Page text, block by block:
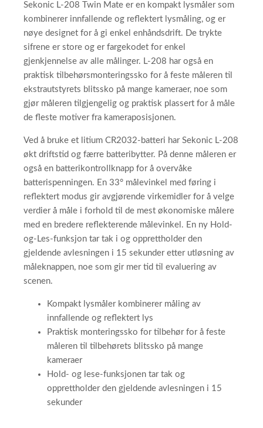
Sekonic L-208 Twin Mate er en kompakt lysmåler som
kombinerer innfallende og reflektert lysmåling, og er
nøye designet for å gi enkel enhåndsdrift. De trykte
sifrene er store og er fargekodet for enkel
gjenkjennelse av alle målinger. L-208 har også en
praktisk tilbehørsmonteringssko for å feste måleren til
ekstrautstyrets blitssko på mange kameraer, noe som
gjør måleren tilgjengelig og praktisk plassert for å måle
de fleste motiver fra kameraposisjonen.
Ved å bruke et litium CR2032-batteri har Sekonic L-208
økt driftstid og færre batteribytter. På denne måleren er
også en batterikontrollknapp for å overvåke
batterispenningen. En 33° målevinkel med føring i
reflektert modus gir avgjørende virkemidler for å velge
verdier å måle i forhold til de mest økonomiske målere
med en bredere reflekterende målevinkel. En ny Hold-
og-Les-funksjon tar tak i og opprettholder den
gjeldende avlesningen i 15 sekunder etter utløsning av
måleknappen, noe som gir mer tid til evaluering av
scenen.
Kompakt lysmåler kombinerer måling av
innfallende og reflektert lys
Praktisk monteringssko for tilbehør for å feste
måleren til tilbehørets blitssko på mange
kameraer
Hold- og lese-funksjonen tar tak og
opprettholder den gjeldende avlesningen i 15
sekunder